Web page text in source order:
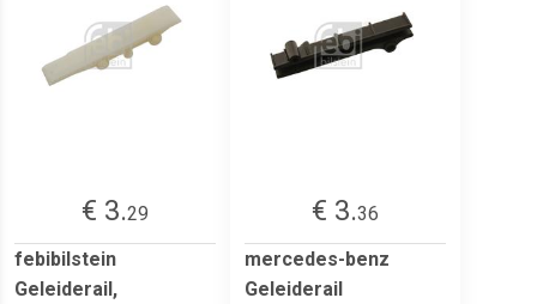
€ 3.29
febibilstein
Geleiderail,
€ 3.36
mercedes-benz
Geleiderail